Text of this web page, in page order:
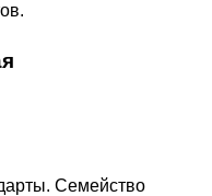
Семейство